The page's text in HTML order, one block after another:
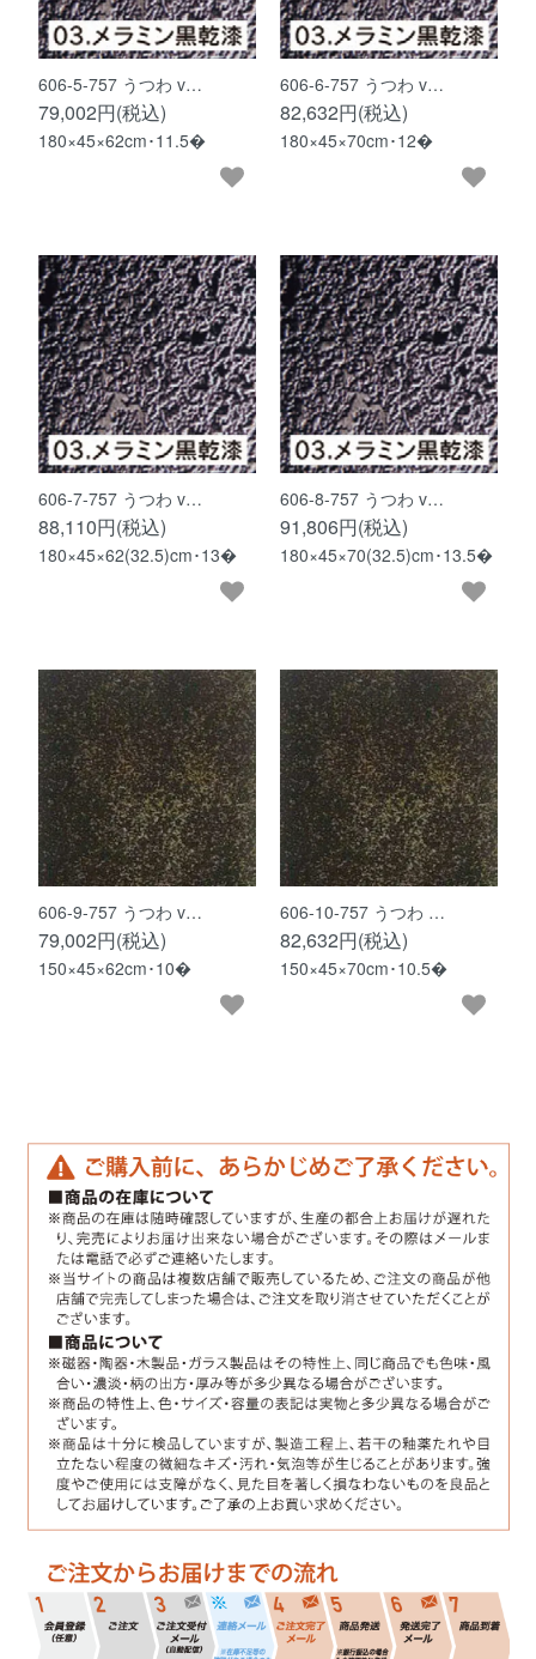
606-5-757 うつわ v…
79,002円(税込)
180×45×62cm･11.5�
606-6-757 うつわ v…
82,632円(税込)
180×45×70cm･12�
606-7-757 うつわ v…
88,110円(税込)
180×45×62(32.5)cm･13�
606-8-757 うつわ v…
91,806円(税込)
180×45×70(32.5)cm･13.5�
606-9-757 うつわ v…
79,002円(税込)
150×45×62cm･10�
606-10-757 うつわ …
82,632円(税込)
150×45×70cm･10.5�